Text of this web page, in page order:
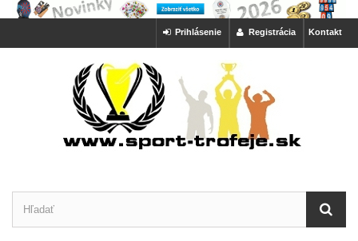
Kontakt
Registrácia
Prihlásenie